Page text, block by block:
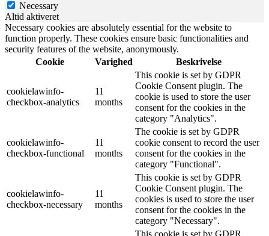
Necessary
Altid aktiveret
Necessary cookies are absolutely essential for the website to
function properly. These cookies ensure basic functionalities and
security features of the website, anonymously.
Cookie
Varighed Beskrivelse
cookielawinfo-
checkbox-analytics
11
months
This cookie is set by GDPR
Cookie Consent plugin. The
cookie is used to store the user
consent for the cookies in the
category "Analytics".
cookielawinfo-
checkbox-functional
11
months
The cookie is set by GDPR
cookie consent to record the user
consent for the cookies in the
category "Functional".
cookielawinfo-
checkbox-necessary
11
months
This cookie is set by GDPR
Cookie Consent plugin. The
cookies is used to store the user
consent for the cookies in the
category "Necessary".
This cookie is set by GDPR